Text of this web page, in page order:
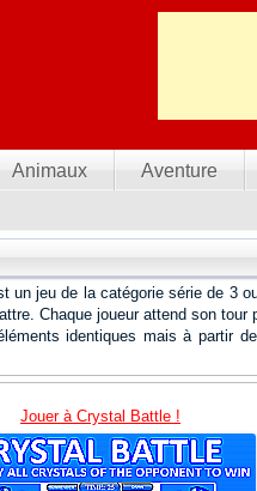
Animaux Aventure
un jeu de la catégorie série de 3
Chaque joueur attend son
identiques mais à partir
Jouer à Crystal Battle !